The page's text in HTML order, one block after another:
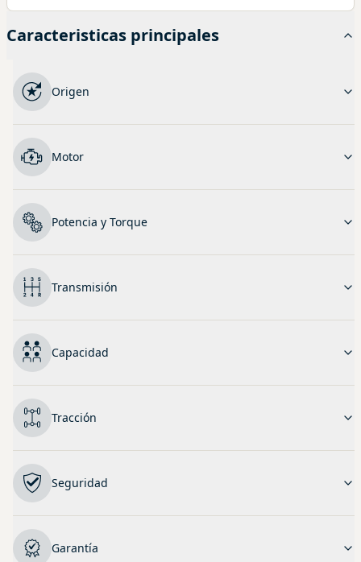
Caracteristicas principales
Origen
Motor
Potencia y Torque
Transmisión
Capacidad
Tracción
Seguridad
Garantía